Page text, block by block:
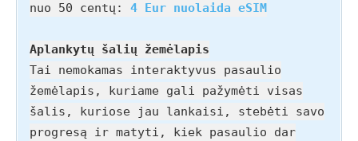
nuo 50 centų: 4 Eur nuolaida eSIM
Aplankytų šalių žemėlapis
Tai nemokamas interaktyvus pasaulio
žemėlapis, kuriame gali pažymėti visas
šalis, kuriose jau lankaisi, stebėti savo
progresą ir matyti, kiek pasaulio dar